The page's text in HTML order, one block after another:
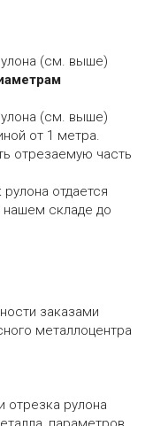
(см. выше)
(см. выше)
от 1 метра.
отрезаемую часть
отдается
нашем складе до
заказами
металлоцентра
отрезка рулона